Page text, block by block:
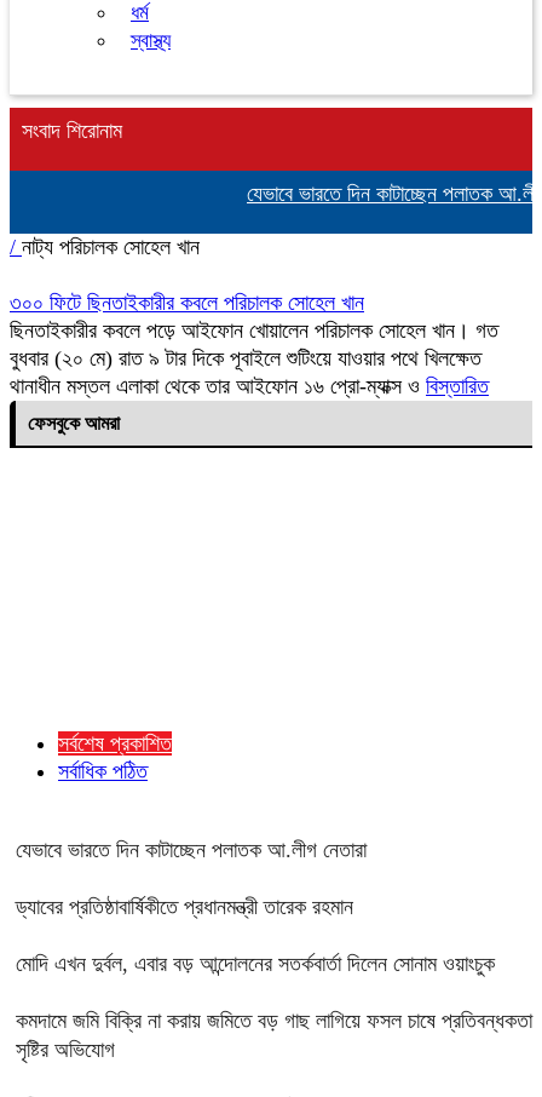
ধর্ম
স্বাস্থ্য
সংবাদ শিরোনাম
যেভাবে ভারতে দিন কাটাচ্ছেন পলাতক আ.লীগ
/ নাট্য পরিচালক সোহেল খান
৩০০ ফিটে ছিনতাইকারীর কবলে পরিচালক সোহেল খান
ছিনতাইকারীর কবলে পড়ে আইফোন খোয়ালেন পরিচালক সোহেল খান। গত
বুধবার (২০ মে) রাত ৯ টার দিকে পূবাইলে শুটিংয়ে যাওয়ার পথে খিলক্ষেত
থানাধীন মস্তল এলাকা থেকে তার আইফোন ১৬ প্রো-ম্যাক্স ও বিস্তারিত
ফেসবুকে আমরা
সর্বশেষ প্রকাশিত
সর্বাধিক পঠিত
যেভাবে ভারতে দিন কাটাচ্ছেন পলাতক আ.লীগ নেতারা
ড্যাবের প্রতিষ্ঠাবার্ষিকীতে প্রধানমন্ত্রী তারেক রহমান
মোদি এখন দুর্বল, এবার বড় আন্দোলনের সতর্কবার্তা দিলেন সোনাম ওয়াংচুক
কমদামে জমি বিক্রি না করায় জমিতে বড় গাছ লাগিয়ে ফসল চাষে প্রতিবন্ধকতা
সৃষ্টির অভিযোগ